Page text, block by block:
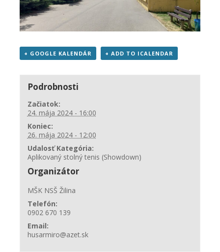
+ GOOGLE KALENDÁR + ADD TO ICALENDAR
Podrobnosti
Začiatok:
24. mája 2024 - 16:00
Koniec:
26. mája 2024 - 12:00
Udalosť Kategória:
Aplikovaný stolný tenis (Showdown)
Organizátor
MŠK NSŠ Žilina
Telefón:
0902 670 139
Email:
husarmiro@azet.sk